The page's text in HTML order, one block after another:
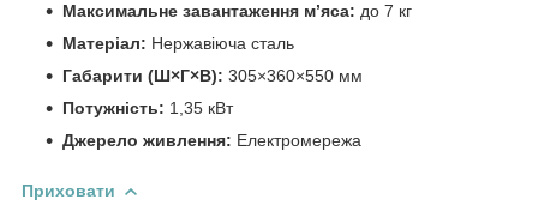
Максимальне завантаження м’яса: до 7 кг
Матеріал: Нержавіюча сталь
Габарити (Ш×Г×В): 305×360×550 мм
Потужність: 1,35 кВт
Джерело живлення: Електромережа
Приховати